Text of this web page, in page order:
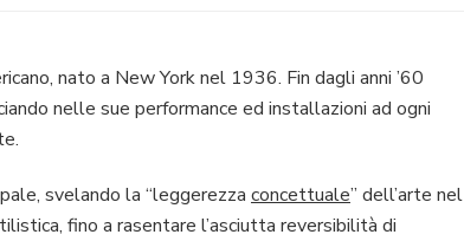
nato a New York nel 1936. Fin dagli anni ’60
nelle sue performance ed installazioni ad ogni
svelando la “leggerezza concettuale” dell’arte nel
fino a rasentare l’asciutta reversibilità di